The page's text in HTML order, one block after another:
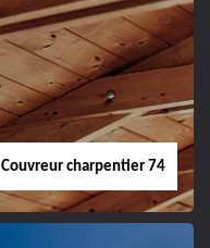
Couvreur charpentier 74